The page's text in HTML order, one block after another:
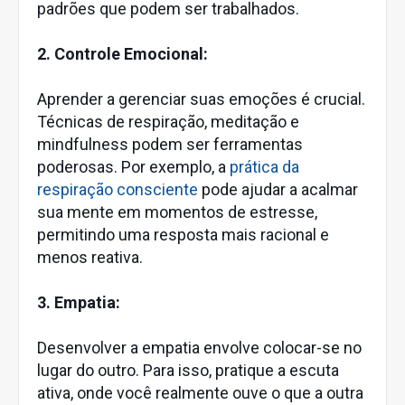
padrões que podem ser trabalhados.
2. Controle Emocional:
Aprender a gerenciar suas emoções é crucial.
Técnicas de respiração, meditação e
mindfulness podem ser ferramentas
poderosas. Por exemplo, a prática da
respiração consciente pode ajudar a acalmar
sua mente em momentos de estresse,
permitindo uma resposta mais racional e
menos reativa.
3. Empatia:
Desenvolver a empatia envolve colocar-se no
lugar do outro. Para isso, pratique a escuta
ativa, onde você realmente ouve o que a outra